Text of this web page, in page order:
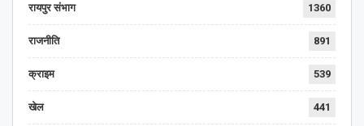
रायपुर संभाग 1360
राजनीति 891
क्राइम 539
खेल 441